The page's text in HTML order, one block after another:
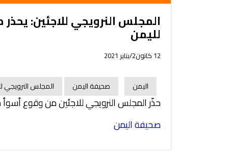
المجلس النرويجي للاجئين:
لليمن
12 كانون2/يناير 2021
اليمن صحيفة اليمن المجلس النرويجي
حذّر المجلس النرويجي للاجئين من وقوع
صحيفة اليمن